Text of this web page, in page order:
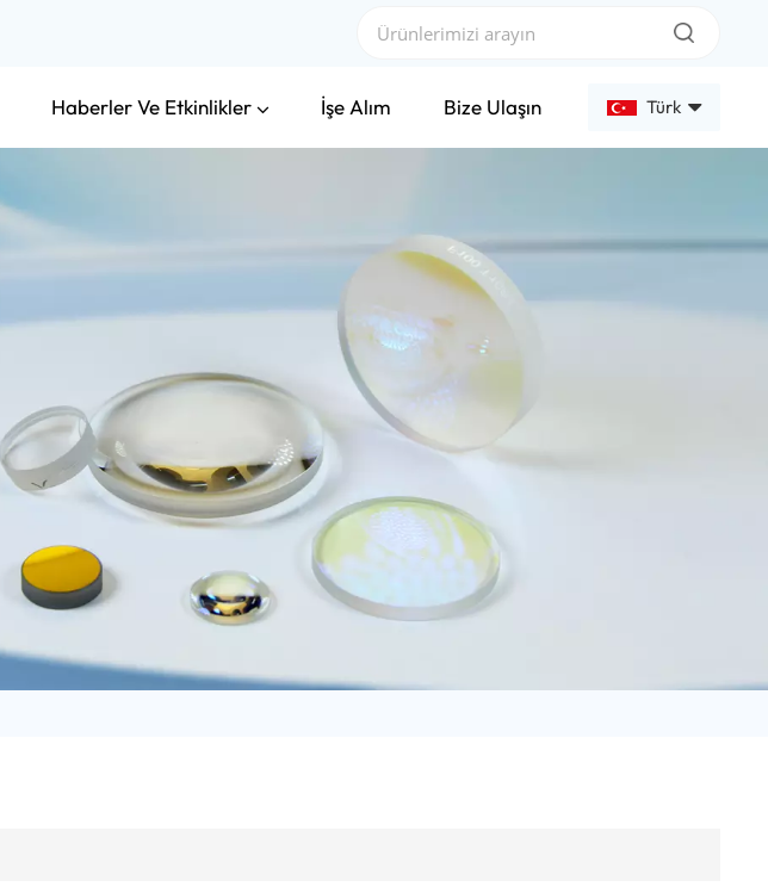
Haberler Ve Etkinlikler İşe Alım Bize Ulaşın Türk
中文